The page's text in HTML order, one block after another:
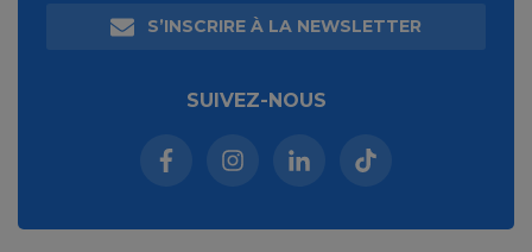
S’INSCRIRE À LA NEWSLETTER
SUIVEZ-NOUS
Facebook (nouvelle fenêtre)
Instagram (nouvelle fenêtre)
Linkedin (nouvelle
Tiktok (nouvelle